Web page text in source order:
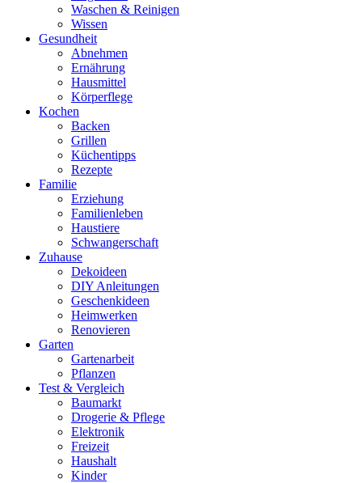
Waschen & Reinigen
Wissen
Gesundheit
Abnehmen
Ernährung
Hausmittel
Körperflege
Kochen
Backen
Grillen
Küchentipps
Rezepte
Familie
Erziehung
Familienleben
Haustiere
Schwangerschaft
Zuhause
Dekoideen
DIY Anleitungen
Geschenkideen
Heimwerken
Renovieren
Garten
Gartenarbeit
Pflanzen
Test & Vergleich
Baumarkt
Drogerie & Pflege
Elektronik
Freizeit
Haushalt
Kinder